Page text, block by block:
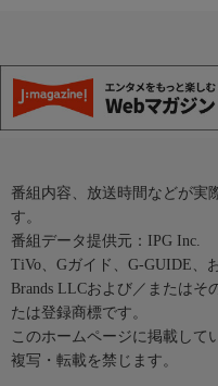
番組内容、放送時間などが実
す。
番組データ提供元：IPG Inc.
TiVo、Gガイド、G-GUIDE、
Brands LLCおよび／またはそ
たは登録商標です。
このホームページに掲載して
複写・転載を禁じます。